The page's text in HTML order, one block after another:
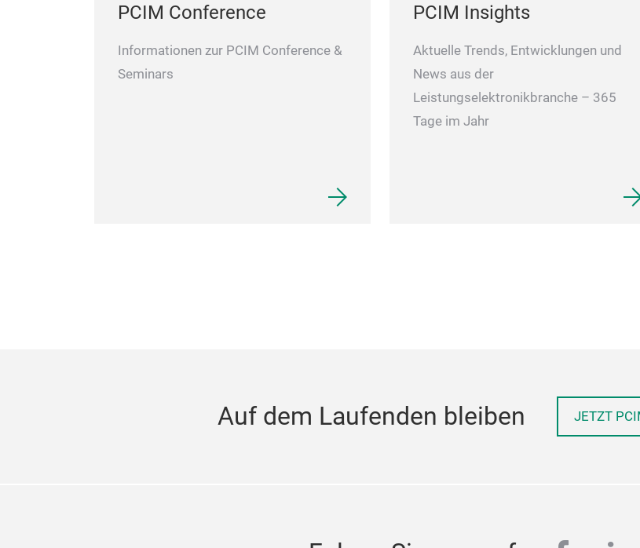
PCIM Conference
Informationen zur PCIM Conference &
Seminars
PCIM Insights
Aktuelle Trends, Entwicklungen und
News aus der
Leistungselektronikbranche – 365
Tage im Jahr
Auf dem Laufenden bleiben JETZT